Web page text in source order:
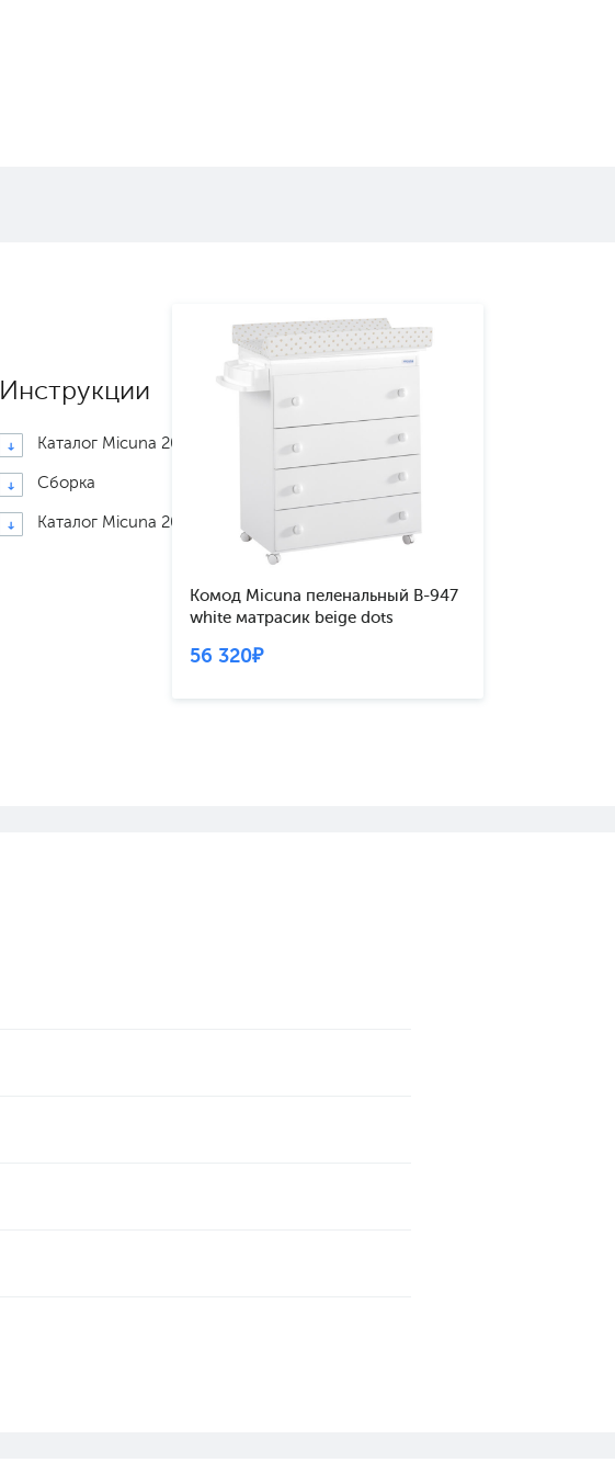
Комод Micuna пеленальный B-947
white матрасик beige dots
56 320₽
Инструкции
Каталог Micuna 2025
Сборка
Каталог Micuna 2024